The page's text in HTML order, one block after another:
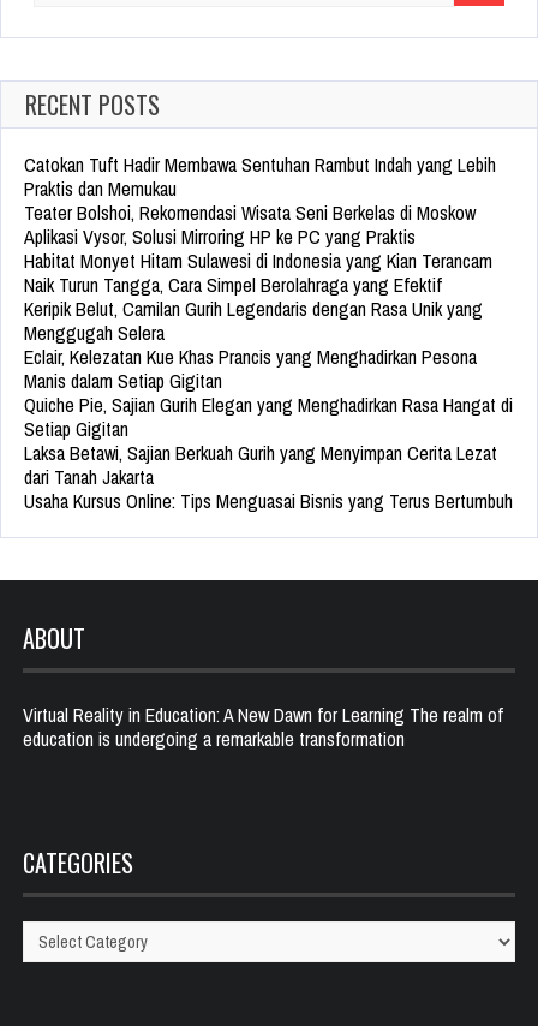
RECENT POSTS
Catokan Tuft Hadir Membawa Sentuhan Rambut Indah yang Lebih
Praktis dan Memukau
Teater Bolshoi, Rekomendasi Wisata Seni Berkelas di Moskow
Aplikasi Vysor, Solusi Mirroring HP ke PC yang Praktis
Habitat Monyet Hitam Sulawesi di Indonesia yang Kian Terancam
Naik Turun Tangga, Cara Simpel Berolahraga yang Efektif
Keripik Belut, Camilan Gurih Legendaris dengan Rasa Unik yang
Menggugah Selera
Eclair, Kelezatan Kue Khas Prancis yang Menghadirkan Pesona
Manis dalam Setiap Gigitan
Quiche Pie, Sajian Gurih Elegan yang Menghadirkan Rasa Hangat di
Setiap Gigitan
Laksa Betawi, Sajian Berkuah Gurih yang Menyimpan Cerita Lezat
dari Tanah Jakarta
Usaha Kursus Online: Tips Menguasai Bisnis yang Terus Bertumbuh
ABOUT
Virtual Reality in Education: A New Dawn for Learning The realm of
education is undergoing a remarkable transformation
CATEGORIES
Categories